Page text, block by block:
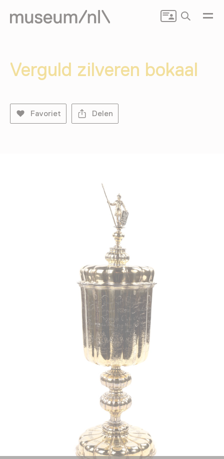
Zoeken
Verguld zilveren bokaal
Favoriet Delen